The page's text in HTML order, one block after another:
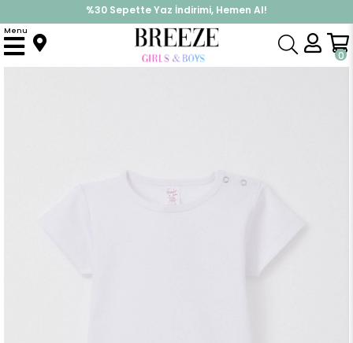
%30 Sepette Yaz İndirimi, Hemen Al!
İndirimlere ek %10 İndirimi Kap, Hemen Üye Ol!
0
Menu
Anasayfa Pijama & İç Giyim KIZ Zıbın